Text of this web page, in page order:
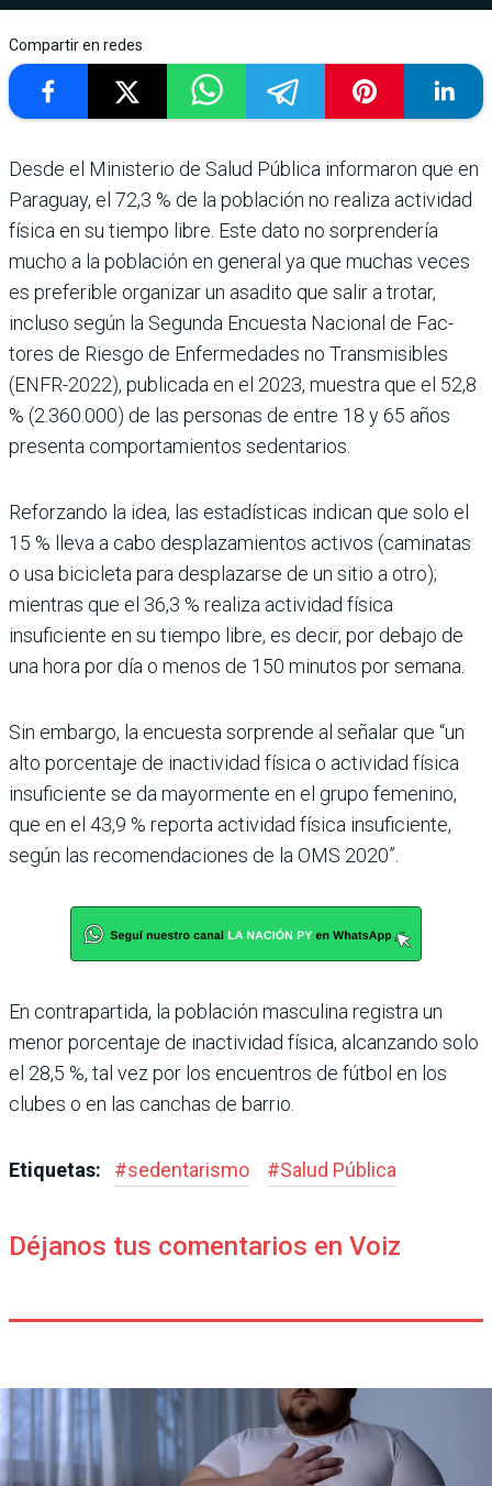
Compartir en redes
Desde el Ministerio de Salud Pública informaron que en
Paraguay, el 72,3 % de la población no realiza acti­vidad
física en su tiempo libre. Este dato no sorpren­dería
mucho a la población en general ya que muchas veces
es preferible organi­zar un asadito que salir a tro­tar,
incluso según la Segunda Encuesta Nacional de Fac­
tores de Riesgo de Enfer­medades no Transmisibles
(ENFR-2022), publicada en el 2023, muestra que el 52,8
% (2.360.000) de las per­sonas de entre 18 y 65 años
presenta comportamientos sedentarios.
Reforzando la idea, las esta­dísticas indican que solo el
15 % lleva a cabo desplazamien­tos activos (caminatas
o usa bicicleta para desplazarse de un sitio a otro);
mientras que el 36,3 % realiza activi­dad física
insuficiente en su tiempo libre, es decir, por debajo de
una hora por día o menos de 150 minutos por semana.
Sin embargo, la encuesta sorprende al señalar que “un
alto porcentaje de inactividad física o actividad física
insu­ficiente se da mayormente en el grupo femenino,
que en el 43,9 % reporta actividad física insuficiente,
según las recomendaciones de la OMS 2020”.
En contrapartida, la pobla­ción masculina registra un
menor porcentaje de inactivi­dad física, alcanzando solo
el 28,5 %, tal vez por los encuen­tros de fútbol en los
clubes o en las canchas de barrio.
Etiquetas: #sedentarismo #Salud Pública
Déjanos tus comentarios en Voiz